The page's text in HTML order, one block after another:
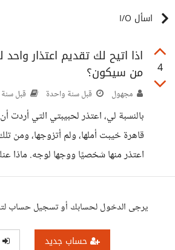
اسأل I/O
4
اذا اتيح لك تقديم اعتذار
من سيكون؟
مجهول قبل سنة واحدة قبل
بالنسبة لي، اعتذر لحبيبتي التي أردت
قاهرة خيبت أملها، ولم أتزوجها، ومن
اعتذر منها شخصيًا ووجها لوجه. ماذا
يرجى الدخول لحسابك أو تسجيل حساب
حساب جديد